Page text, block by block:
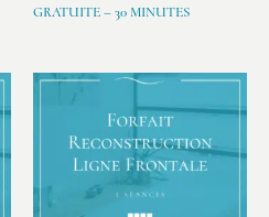
GRATUITE – 30 MINUTES